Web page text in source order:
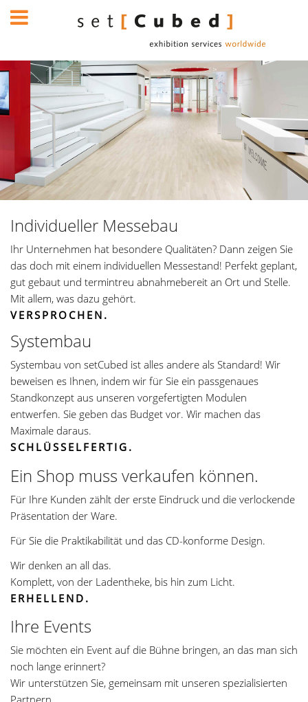
Individueller Messebau
Ihr Unternehmen hat besondere Qualitäten? Dann zeigen Sie
das doch mit einem individuellen Messestand! Perfekt geplant,
gut gebaut und termintreu abnahmebereit an Ort und Stelle.
Mit allem, was dazu gehört.
VERSPROCHEN.
Systembau
Systembau von setCubed ist alles andere als Standard! Wir
beweisen es Ihnen, indem wir für Sie ein passgenaues
Standkonzept aus unseren vorgefertigten Modulen
entwerfen. Sie geben das Budget vor. Wir machen das
Maximale daraus.
SCHLÜSSELFERTIG.
Ein Shop muss verkaufen können.
Für Ihre Kunden zählt der erste Eindruck und die verlockende
Präsentation der Ware.
Für Sie die Praktikabilität und das CD-konforme Design.
Wir denken an all das.
Komplett, von der Ladentheke, bis hin zum Licht.
ERHELLEND.
Ihre Events
Sie möchten ein Event auf die Bühne bringen, an das man sich
noch lange erinnert?
Wir unterstützen Sie, gemeinsam mit unseren spezialisierten
Partnern.